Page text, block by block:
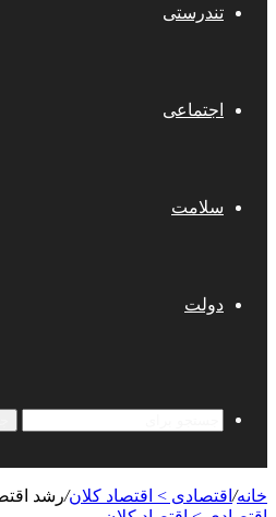
تندرستی
اجتماعی
سلامت
دولت
خانه/ اقتصادی > اقتصاد کلان/رشد